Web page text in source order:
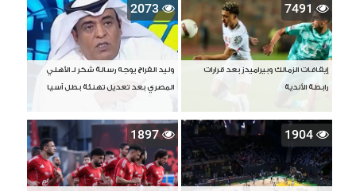
7491
إيقافات الزمالك وبيراميدز بعد قرارات
رابطة الأندية
2073
وليد الفراج يوجه رسالة شكر لـ الأهلي
المصري بعد تعديل تهنئة بطل آسيا
1904
1897